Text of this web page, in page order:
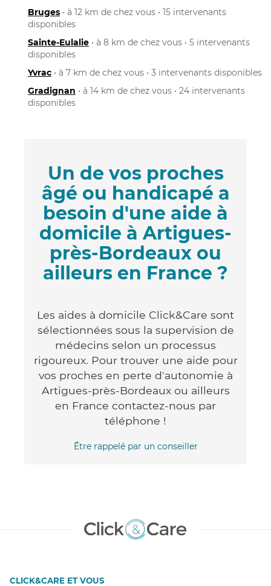
Bruges • à 12 km de chez vous • 15 intervenants
disponibles
Sainte-Eulalie • à 8 km de chez vous • 5 intervenants
disponibles
Yvrac • à 7 km de chez vous • 3 intervenants disponibles
Gradignan • à 14 km de chez vous • 24 intervenants
disponibles
Un de vos proches
âgé ou handicapé a
besoin d'une aide à
domicile à Artigues-
près-Bordeaux ou
ailleurs en France ?
Les aides à domicile Click&Care sont
sélectionnées sous la supervision de
médecins selon un processus
rigoureux. Pour trouver une aide pour
vos proches en perte d'autonomie à
Artigues-près-Bordeaux ou ailleurs
en France contactez-nous par
téléphone !
Être rappelé par un conseiller
CLICK&CARE ET VOUS